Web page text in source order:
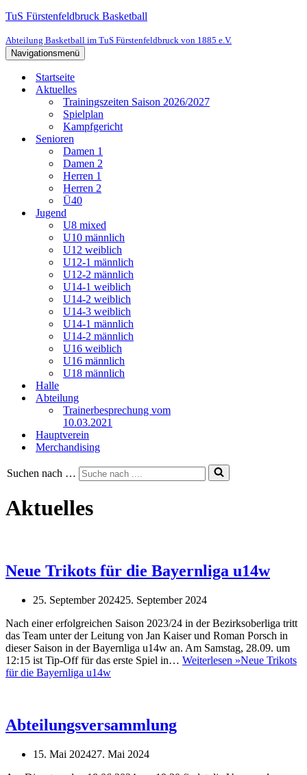
TuS Fürstenfeldbruck Basketball
Abteilung Basketball im TuS Fürstenfeldbruck von 1885 e.V.
Navigationsmenü
Startseite
Aktuelles
Trainingszeiten Saison 2026/2027
Spielplan
Kampfgericht
Senioren
Damen 1
Damen 2
Herren 1
Herren 2
Ü40
Jugend
U8 mixed
U10 männlich
U12 weiblich
U12-1 männlich
U12-2 männlich
U14-1 weiblich
U14-2 weiblich
U14-3 weiblich
U14-1 männlich
U14-2 männlich
U16 weiblich
U16 männlich
U18 männlich
Halle
Abteilung
Trainerbesprechung vom
10.03.2021
Hauptverein
Merchandising
Suchen nach …
Aktuelles
Neue Trikots für die Bayernliga u14w
25. September 202425. September 2024
Nach einer erfolgreichen Saison 2023/24 in der Bezirksoberliga tritt
das Team unter der Leitung von Jan Kaiser und Roman Porsch in
dieser Saison in der Bayernliga u14w an. Am Samstag, 28.09. um
12:15 ist Tip-Off für das erste Spiel in… Weiterlesen »Neue Trikots
für die Bayernliga u14w
Abteilungsversammlung
15. Mai 202427. Mai 2024